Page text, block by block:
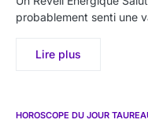
probablement senti une
Lire plus
HOROSCOPE DU JOUR